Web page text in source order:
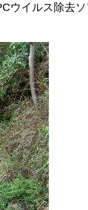
ウイルス除去